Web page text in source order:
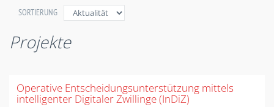
SORTIERUNG
Projekte
Operative Entscheidungsunterstützung mittels
intelligenter Digitaler Zwillinge (InDiZ)